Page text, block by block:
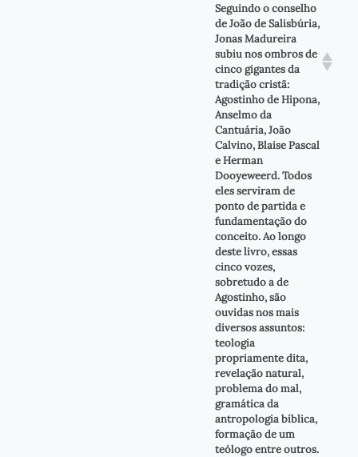
Seguindo o conselho
de João de Salisbúria,
Jonas Madureira
subiu nos ombros de
cinco gigantes da
tradição cristã:
Agostinho de Hipona,
Anselmo da
Cantuária, João
Calvino, Blaise Pascal
e Herman
Dooyeweerd. Todos
eles serviram de
ponto de partida e
fundamentação do
conceito. Ao longo
deste livro, essas
cinco vozes,
sobretudo a de
Agostinho, são
ouvidas nos mais
diversos assuntos:
teologia
propriamente dita,
revelação natural,
problema do mal,
gramática da
antropologia bíblica,
formação de um
teólogo entre outros.